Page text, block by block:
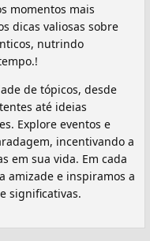
momentos mais
dicas valiosas sobre
nutrindo
de tópicos, desde
até ideias
Explore eventos e
incentivando a
em sua vida. Em cada
amizade e inspiramos a
significativas.